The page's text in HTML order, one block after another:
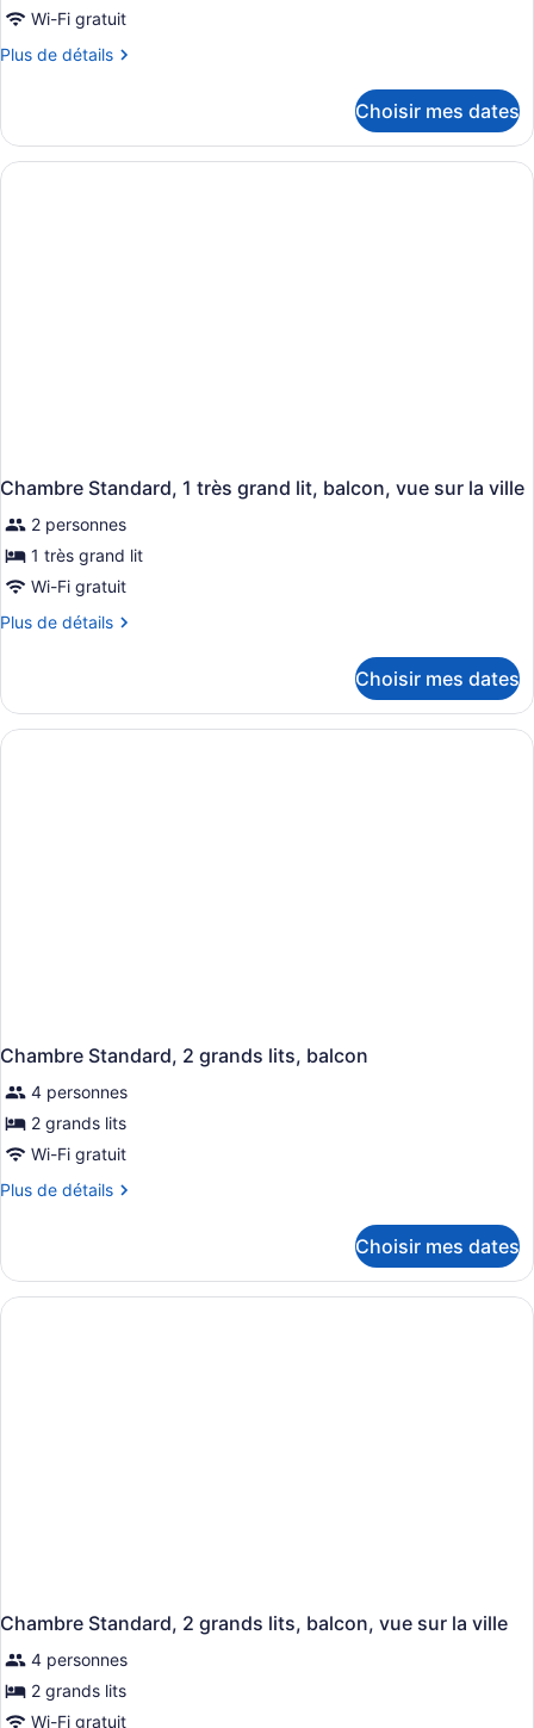
Wi-Fi gratuit
Plus de détails
Plus
Chambre
Standard,
1
Choisir mes dates
Chambre Standard, 1 très grand lit, balcon, vue sur la ville
2 personnes
1 très grand lit
Wi-Fi gratuit
Plus de détails
Plus
Chambre
Standard,
1
Choisir mes dates
Chambre Standard, 2 grands lits, balcon
4 personnes
2 grands lits
Wi-Fi gratuit
Plus de détails
Plus
Chambre
Standard,
2
Choisir mes dates
Chambre Standard, 2 grands lits, balcon, vue sur la ville
4 personnes
2 grands lits
Wi-Fi gratuit